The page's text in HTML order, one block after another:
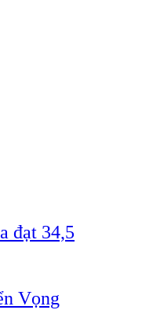
đạt 34,5
Vọng